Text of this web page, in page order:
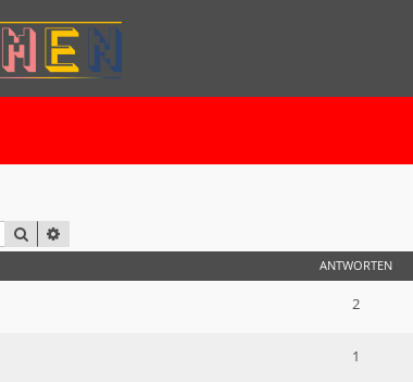
SUCHE
ANTWORTEN
2
1